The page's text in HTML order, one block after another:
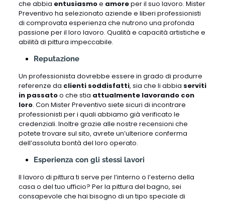
che abbia entusiasmoe amoreper il suo lavoro. Mister
Preventivo ha selezionato aziende e liberi professionisti
di comprovata esperienza che nutrono una profonda
passione per il loro lavoro. Qualità e capacità artistiche e
abilità di pittura impeccabile.
Reputazione
Un professionista dovrebbe essere in grado di produrre
referenze da clienti soddisfatti, sia che li abbia serviti
in passatoo che stia attualmente lavorando con
loro. Con Mister Preventivo siete sicuri di incontrare
professionisti per i quali abbiamo già verificato le
credenziali. Inoltre grazie alle nostre recensioni che
potete trovare sul sito, avrete un’ulteriore conferma
dell’assoluta bontà del loro operato.
Esperienza con gli stessi lavori
Il lavoro di pittura ti serve per l’interno o l’esterno della
casa o del tuo ufficio? Per la pittura del bagno, sei
consapevole che hai bisogno di un tipo speciale di